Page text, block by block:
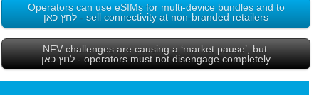
Operators can use eSIMs for multi-device bundles and to
sell connectivity at non-branded retailers - לחץ כאן
NFV challenges are causing a ‘market pause’, but
operators must not disengage completely - לחץ כאן